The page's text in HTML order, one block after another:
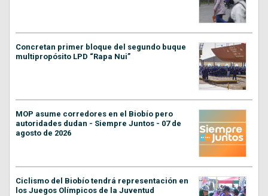
Concretan primer bloque del segundo buque
multipropósito LPD “Rapa Nui”
MOP asume corredores en el Biobío pero
autoridades dudan - Siempre Juntos - 07 de
agosto de 2026
Ciclismo del Biobío tendrá representación en
los Juegos Olímpicos de la Juventud